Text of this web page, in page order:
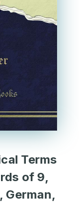
Terms
of 9,
German,